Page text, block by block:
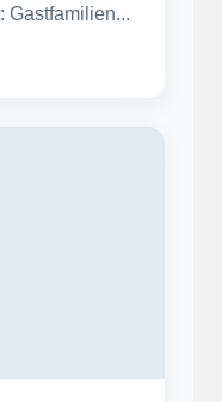
Gastfamilien...